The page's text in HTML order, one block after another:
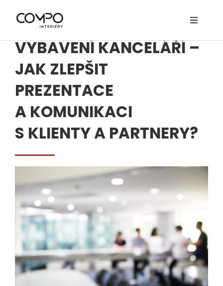
Toggle
O nás
Služby
Realizace
Návrhy
Ceník
Kontakty
AUDIOVIZUÁLNÍ
VYBAVENÍ KANCELÁŘÍ –
JAK ZLEPŠIT
PREZENTACE
A KOMUNIKACI
S KLIENTY A PARTNERY?